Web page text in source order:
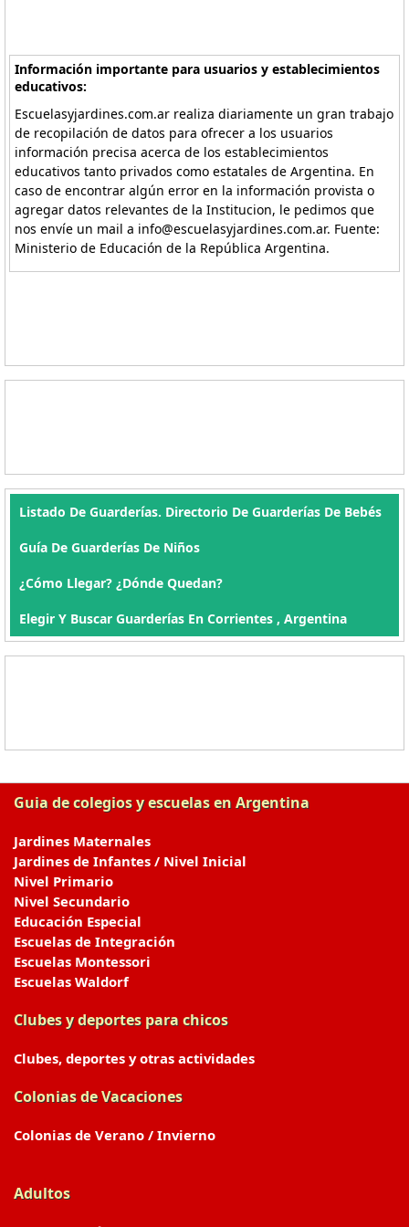
Información importante para usuarios y establecimientos
educativos:
Escuelasyjardines.com.ar realiza diariamente un gran trabajo
de recopilación de datos para ofrecer a los usuarios
información precisa acerca de los establecimientos
educativos tanto privados como estatales de Argentina. En
caso de encontrar algún error en la información provista o
agregar datos relevantes de la Institucion, le pedimos que
nos envíe un mail a info@escuelasyjardines.com.ar. Fuente:
Ministerio de Educación de la República Argentina.
Listado De Guarderías. Directorio De Guarderías De Bebés
Guía De Guarderías De Niños
¿Cómo Llegar? ¿Dónde Quedan?
Elegir Y Buscar Guarderías En Corrientes , Argentina
Guia de colegios y escuelas en Argentina
Jardines Maternales
Jardines de Infantes / Nivel Inicial
Nivel Primario
Nivel Secundario
Educación Especial
Escuelas de Integración
Escuelas Montessori
Escuelas Waldorf
Clubes y deportes para chicos
Clubes, deportes y otras actividades
Colonias de Vacaciones
Colonias de Verano / Invierno
Adultos